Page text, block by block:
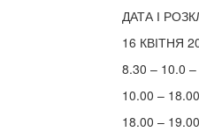
ДАТА І
16 КВІТНЯ
8.30 – 10.0
10.00 –
18.00 –